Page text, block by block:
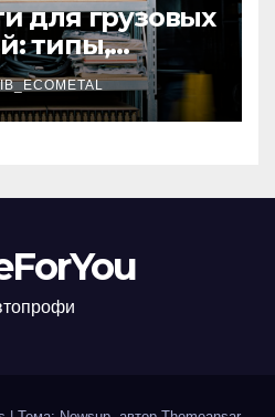
для грузовых
типы,
и критерии